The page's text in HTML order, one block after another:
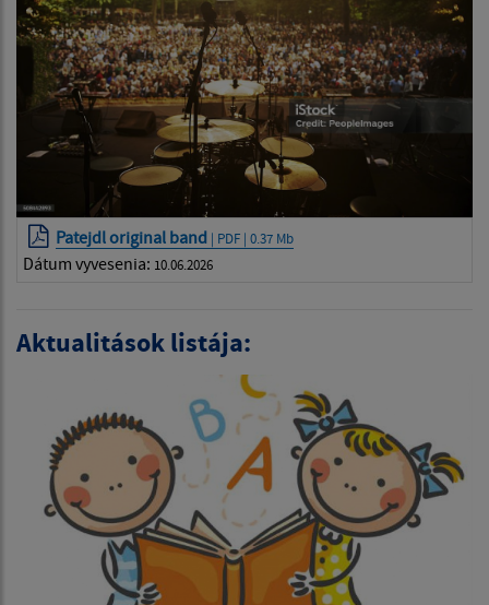
Patejdl original band | PDF | 0.37 Mb
Dátum vyvesenia: 10.06.2026
Aktualitások listája: